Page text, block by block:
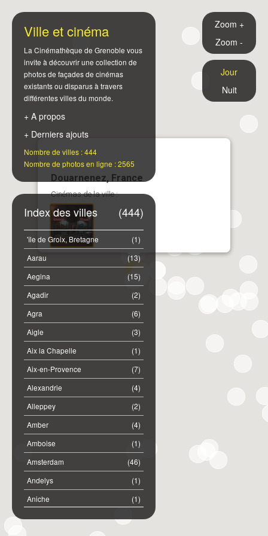
Douarnenez, France
Cinémas de la ville :
Ville et cinéma
La Cinémathèque de Grenoble vous
invite à découvrir une collection de
photos de façades de cinémas
existants ou disparus à travers
différentes villes du monde.
+ A propos
+ Derniers ajouts
Nombre de villes : 444
Nombre de photos en ligne : 2565
(444)
Index des villes
(1)
'île de Groix, Bretagne
(13)
Aarau
(15)
Aegina
(2)
Agadir
(6)
Agra
(3)
Aigle
(1)
Aix la Chapelle
(7)
Aix-en-Provence
(4)
Alexandrie
(2)
Alleppey
(4)
Amber
(1)
Amboise
(46)
Amsterdam
(1)
Andelys
(1)
Aniche
(2)
Annemasse
Zoom +
Zoom -
Jour
Nuit